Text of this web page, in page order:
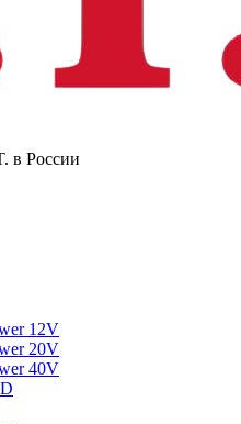
в России
12V
20V
40V